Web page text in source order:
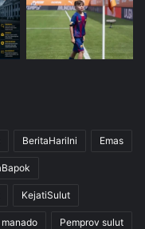
BeritaHariIni Emas
KejatiSulut
Pemprov sulut